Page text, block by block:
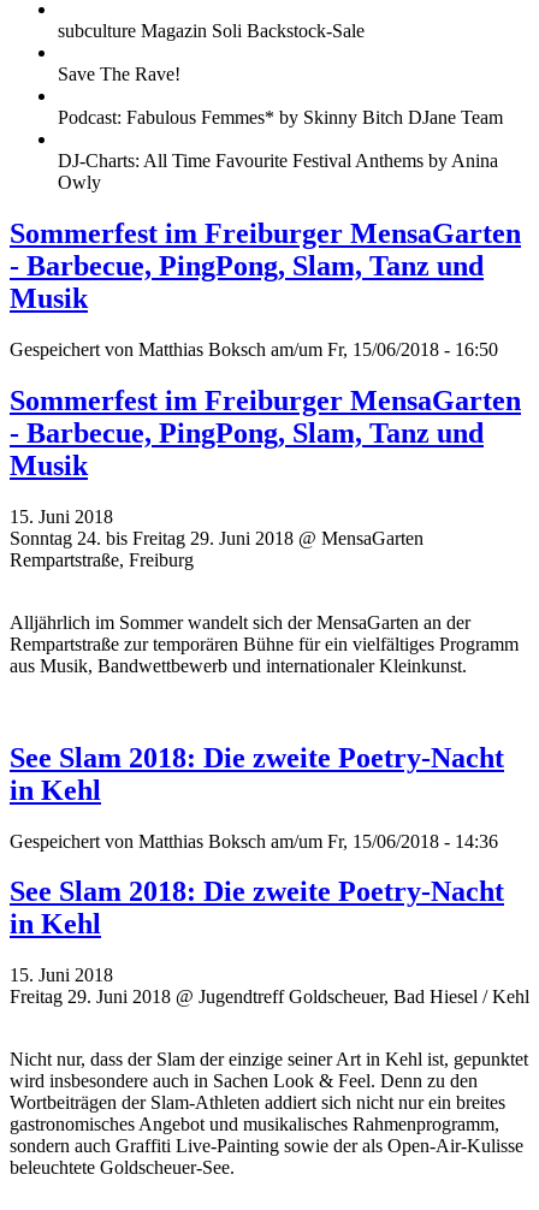
subculture Magazin Soli Backstock-Sale
Save The Rave!
Podcast: Fabulous Femmes* by Skinny Bitch DJane Team
DJ-Charts: All Time Favourite Festival Anthems by Anina
Owly
Sommerfest im Freiburger MensaGarten
- Barbecue, PingPong, Slam, Tanz und
Musik
Gespeichert von Matthias Boksch am/um Fr, 15/06/2018 - 16:50
Sommerfest im Freiburger MensaGarten
- Barbecue, PingPong, Slam, Tanz und
Musik
15. Juni 2018
Sonntag 24. bis Freitag 29. Juni 2018 @ MensaGarten
Rempartstraße, Freiburg
Alljährlich im Sommer wandelt sich der MensaGarten an der
Rempartstraße zur temporären Bühne für ein vielfältiges Programm
aus Musik, Bandwettbewerb und internationaler Kleinkunst.
See Slam 2018: Die zweite Poetry-Nacht
in Kehl
Gespeichert von Matthias Boksch am/um Fr, 15/06/2018 - 14:36
See Slam 2018: Die zweite Poetry-Nacht
in Kehl
15. Juni 2018
Freitag 29. Juni 2018 @ Jugendtreff Goldscheuer, Bad Hiesel / Kehl
Nicht nur, dass der Slam der einzige seiner Art in Kehl ist, gepunktet
wird insbesondere auch in Sachen Look & Feel. Denn zu den
Wortbeiträgen der Slam-Athleten addiert sich nicht nur ein breites
gastronomisches Angebot und musikalisches Rahmenprogramm,
sondern auch Graffiti Live-Painting sowie der als Open-Air-Kulisse
beleuchtete Goldscheuer-See.